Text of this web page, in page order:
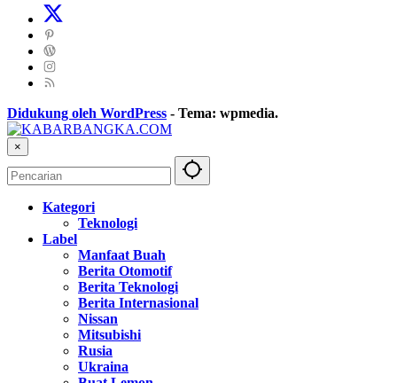
Didukung oleh WordPress - Tema: wpmedia.
×
Kategori
Teknologi
Label
Manfaat Buah
Berita Otomotif
Berita Teknologi
Berita Internasional
Nissan
Mitsubishi
Rusia
Ukraina